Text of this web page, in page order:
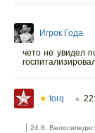
Игрок Года
чето не увидел
★ torq ○
24.8.